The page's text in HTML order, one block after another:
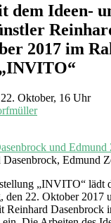
dem Ideen-
2017 im
22. Oktober, 16 Uhr
Dasenbrock, Edmund
„INVITO“ lädt
den 22. Oktober 2017
Reinhard Dasenbrock